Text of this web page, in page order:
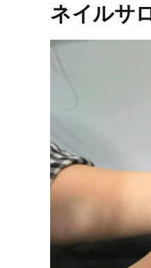
ネイルサ
View